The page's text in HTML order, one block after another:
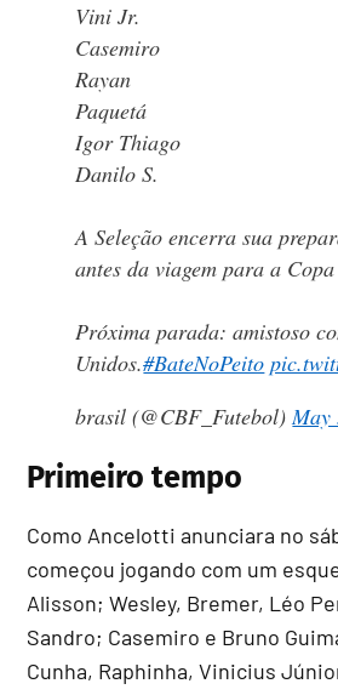
Vini Jr.
Casemiro
Rayan
Paquetá
Igor Thiago
Danilo S.
A Seleção encerra sua
antes da viagem para a
Próxima parada: amistoso
Unidos.#BateNoPeito
brasil (@CBF_Futebol)May
Primeiro tempo
Como Ancelotti anunciara no
começou jogando com um
Alisson; Wesley, Bremer, Léo
Sandro; Casemiro e Bruno
Cunha, Raphinha, Vinicius